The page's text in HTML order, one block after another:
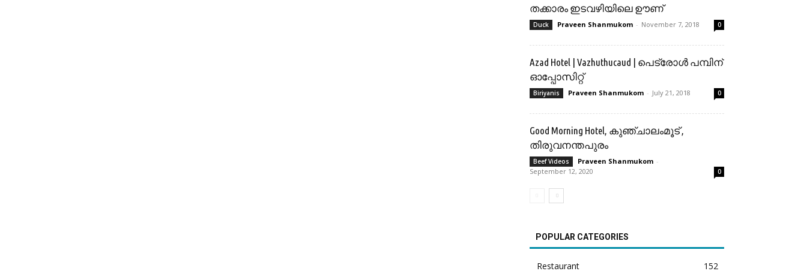
തക്കാരം ഇടവഴിയിലെ ഊണ്
Duck Praveen Shanmukom - November 7, 2018 0
Azad Hotel | Vazhuthucaud | പെട്രോൾ പമ്പിന്
ഓപ്പോസിറ്റ്
Biriyanis Praveen Shanmukom - July 21, 2018 0
Good Morning Hotel, കുഞ്ചാലംമൂട് ,
തിരുവനന്തപുരം
Beef Videos Praveen Shanmukom -
September 12, 2020
0
POPULAR CATEGORIES
Restaurant
152